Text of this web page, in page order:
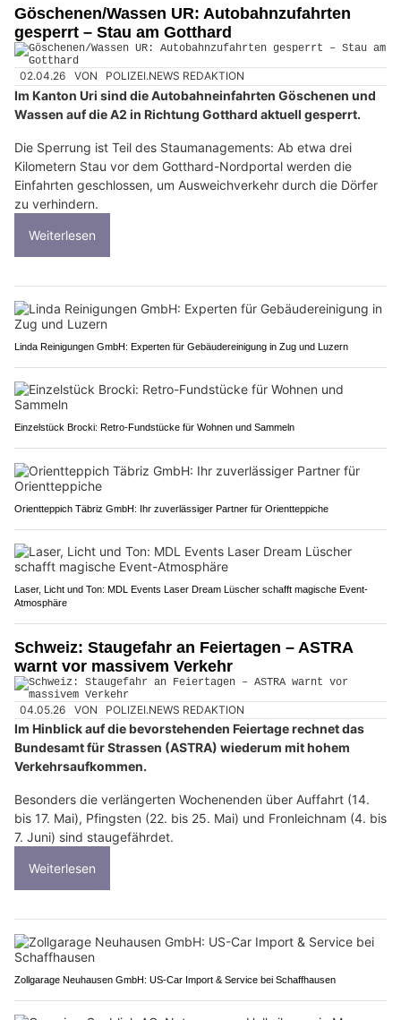
Göschenen/Wassen UR: Autobahnzufahrten
gesperrt – Stau am Gotthard
02.04.26 VON POLIZEI.NEWS REDAKTION
Im Kanton Uri sind die Autobahneinfahrten Göschenen und
Wassen auf die A2 in Richtung Gotthard aktuell gesperrt.
Die Sperrung ist Teil des Staumanagements: Ab etwa drei
Kilometern Stau vor dem Gotthard-Nordportal werden die
Einfahrten geschlossen, um Ausweichverkehr durch die Dörfer
zu verhindern.
Weiterlesen
Linda Reinigungen GmbH: Experten für Gebäudereinigung in Zug und Luzern
Einzelstück Brocki: Retro-Fundstücke für Wohnen und Sammeln
Orientteppich Täbriz GmbH: Ihr zuverlässiger Partner für Orientteppiche
Laser, Licht und Ton: MDL Events Laser Dream Lüscher schafft magische Event-
Atmosphäre
Schweiz: Staugefahr an Feiertagen – ASTRA
warnt vor massivem Verkehr
04.05.26 VON POLIZEI.NEWS REDAKTION
Im Hinblick auf die bevorstehenden Feiertage rechnet das
Bundesamt für Strassen (ASTRA) wiederum mit hohem
Verkehrsaufkommen.
Besonders die verlängerten Wochenenden über Auffahrt (14.
bis 17. Mai), Pfingsten (22. bis 25. Mai) und Fronleichnam (4. bis
7. Juni) sind staugefährdet.
Weiterlesen
Zollgarage Neuhausen GmbH: US-Car Import & Service bei Schaffhausen